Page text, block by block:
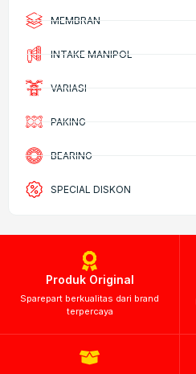
MEMBRAN
INTAKE MANIPOL
VARIASI
PAKING
BEARING
SPECIAL DISKON
Produk Original
Sparepart berkualitas dari brand
terpercaya